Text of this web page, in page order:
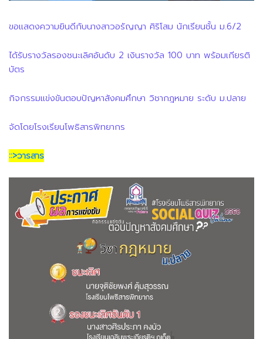
ขอแสดงความยินดีกับนางสาวอรัญญา ศิริโสม นักเรียนชั้น ม.6/2
ได้รับรางวัลรองชนะเลิศอันดับ 2 เงินรางวัล 100 บาท พร้อมเกียรติ
บัตร
กิจกรรมแข่งขันตอบปัญหาสังคมศึกษา วิชากฎหมาย ระดับ ม.ปลาย
จัดโดยโรงเรียนโพธิสารพิทยากร
::>วารสาร